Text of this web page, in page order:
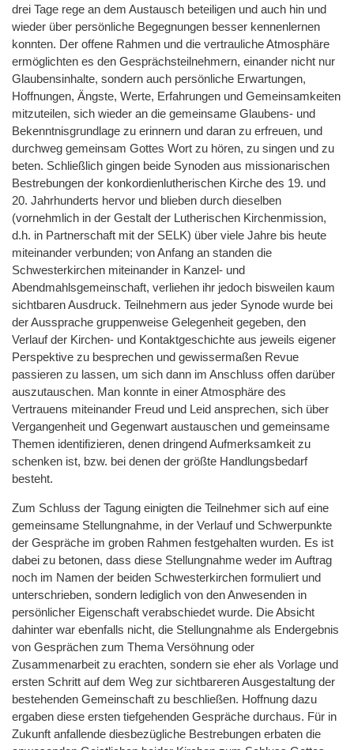
drei Tage rege an dem Austausch beteiligen und auch hin und
wieder über persönliche Begegnungen besser kennenlernen
konnten. Der offene Rahmen und die vertrauliche Atmosphäre
ermöglichten es den Gesprächsteilnehmern, einander nicht nur
Glaubensinhalte, sondern auch persönliche Erwartungen,
Hoffnungen, Ängste, Werte, Erfahrungen und Gemeinsamkeiten
mitzuteilen, sich wieder an die gemeinsame Glaubens- und
Bekenntnisgrundlage zu erinnern und daran zu erfreuen, und
durchweg gemeinsam Gottes Wort zu hören, zu singen und zu
beten. Schließlich gingen beide Synoden aus missionarischen
Bestrebungen der konkordienlutherischen Kirche des 19. und
20. Jahrhunderts hervor und blieben durch dieselben
(vornehmlich in der Gestalt der Lutherischen Kirchenmission,
d.h. in Partnerschaft mit der SELK) über viele Jahre bis heute
miteinander verbunden; von Anfang an standen die
Schwesterkirchen miteinander in Kanzel- und
Abendmahlsgemeinschaft, verliehen ihr jedoch bisweilen kaum
sichtbaren Ausdruck. Teilnehmern aus jeder Synode wurde bei
der Aussprache gruppenweise Gelegenheit gegeben, den
Verlauf der Kirchen- und Kontaktgeschichte aus jeweils eigener
Perspektive zu besprechen und gewissermaßen Revue
passieren zu lassen, um sich dann im Anschluss offen darüber
auszutauschen. Man konnte in einer Atmosphäre des
Vertrauens miteinander Freud und Leid ansprechen, sich über
Vergangenheit und Gegenwart austauschen und gemeinsame
Themen identifizieren, denen dringend Aufmerksamkeit zu
schenken ist, bzw. bei denen der größte Handlungsbedarf
besteht.
Zum Schluss der Tagung einigten die Teilnehmer sich auf eine
gemeinsame Stellungnahme, in der Verlauf und Schwerpunkte
der Gespräche im groben Rahmen festgehalten wurden. Es ist
dabei zu betonen, dass diese Stellungnahme weder im Auftrag
noch im Namen der beiden Schwesterkirchen formuliert und
unterschrieben, sondern lediglich von den Anwesenden in
persönlicher Eigenschaft verabschiedet wurde. Die Absicht
dahinter war ebenfalls nicht, die Stellungnahme als Endergebnis
von Gesprächen zum Thema Versöhnung oder
Zusammenarbeit zu erachten, sondern sie eher als Vorlage und
ersten Schritt auf dem Weg zur sichtbareren Ausgestaltung der
bestehenden Gemeinschaft zu beschließen. Hoffnung dazu
ergaben diese ersten tiefgehenden Gespräche durchaus. Für in
Zukunft anfallende diesbezügliche Bestrebungen erbaten die